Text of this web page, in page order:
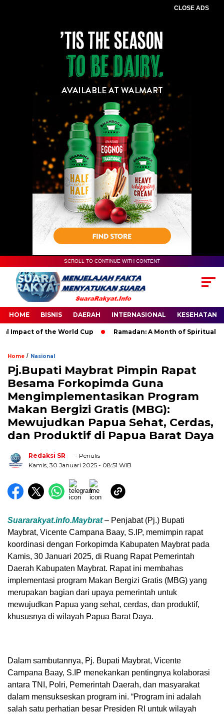
CLOSE ADS
SCROLL TO CONTINUE WITH CONTENT
HOME BISNIS DAERAH INTERNASIONAL KESEHATAN
of the World Cup Ramadan: A Month of Spiritual
Home / Nasional
Pj.Bupati Maybrat Pimpin Rapat
Besama Forkopimda Guna
Mengimplementasikan Program
Makan Bergizi Gratis (MBG):
Mewujudkan Papua Sehat, Cerdas,
dan Produktif di Papua Barat Daya
Redaksi SR
- Penulis
Kamis, 30 Januari 2025 - 08:51 WIB
Suararakyat.info.Maybrat – Penjabat (Pj.) Bupati
Maybrat, Vicente Campana Baay, S.IP, memimpin rapat
koordinasi dengan Forkopimda Kabupaten Maybrat pada
Kamis, 30 Januari 2025, di Ruang Rapat Pemerintah
Daerah Kabupaten Maybrat. Rapat ini membahas
implementasi program Makan Bergizi Gratis (MBG) yang
merupakan bagian dari upaya pemerintah untuk
mewujudkan Papua yang sehat, cerdas, dan produktif,
khususnya di wilayah Papua Barat Daya.
Dalam sambutannya, Pj. Bupati Maybrat, Vicente
Campana Baay, S.IP menekankan pentingnya kolaborasi
antara TNI, Polri, Pemerintah Daerah, dan masyarakat
dalam mensukseskan program ini. “Program ini adalah
salah satu perhatian besar Presiden RI untuk wilayah